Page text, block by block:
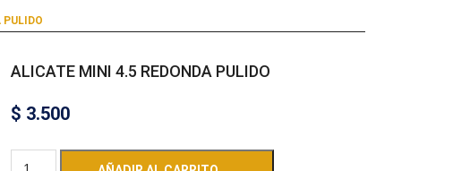
ALICATE MINI 4.5 REDONDA PULIDO
$ 3.500